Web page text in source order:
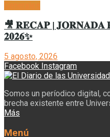
🎥 𝐑𝐄𝐂𝐀𝐏 | 𝐉𝐎𝐑𝐍𝐀𝐃𝐀
𝟐𝟎𝟐𝟔✨
5 agosto, 2026
Facebook Instagram
Somos un períodico digital,
brecha existente entre
Más
Menú